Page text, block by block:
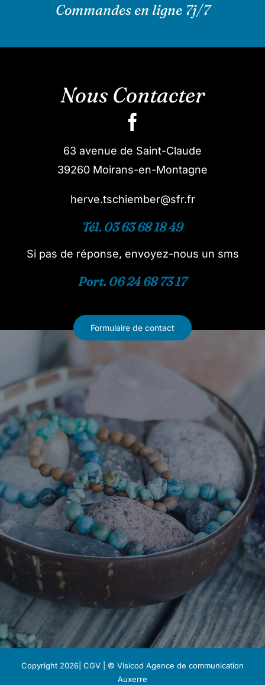
Commandes en ligne 7j/7
Nous Contacter
63 avenue de Saint-Claude
39260 Moirans-en-Montagne
herve.tschiember@sfr.fr
Tél. 03 63 68 18 49
Si pas de réponse, envoyez-nous un sms
Port. 06 24 68 73 17
Formulaire de contact
Copyright 2026| CGV | © Visicod Agence de communication
Auxerre